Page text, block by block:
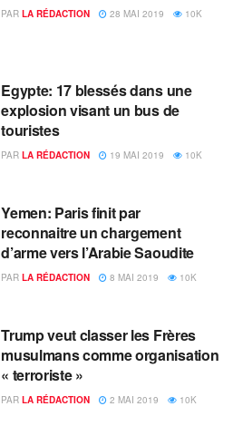
PAR LA RÉDACTION 28 MAI 2019 10K
Egypte: 17 blessés dans une
explosion visant un bus de
touristes
PAR LA RÉDACTION 19 MAI 2019 10K
Yemen: Paris finit par
reconnaitre un chargement
d’arme vers l’Arabie Saoudite
PAR LA RÉDACTION 8 MAI 2019 10K
Trump veut classer les Frères
musulmans comme organisation
« terroriste »
PAR LA RÉDACTION 2 MAI 2019 10K